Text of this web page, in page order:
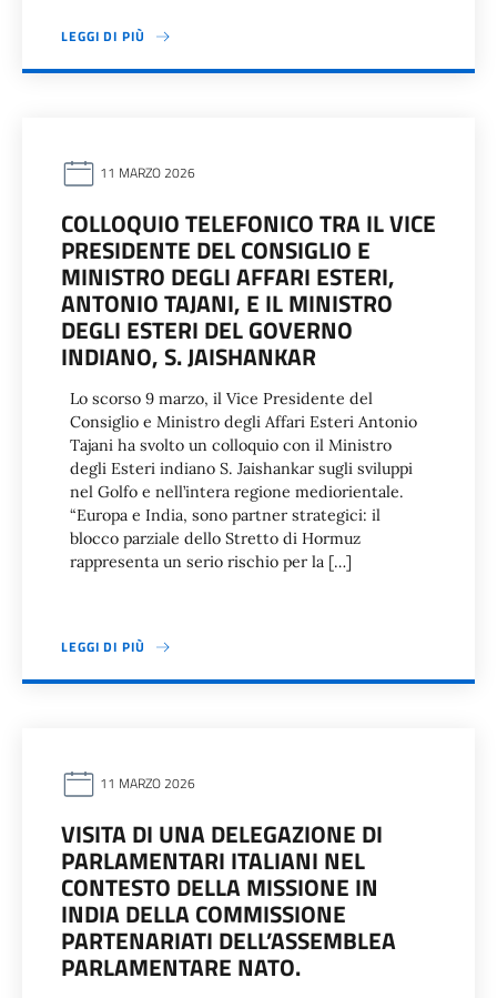
LEGGI DI PIÙ
11 MARZO 2026
COLLOQUIO TELEFONICO TRA IL VICE
PRESIDENTE DEL CONSIGLIO E
MINISTRO DEGLI AFFARI ESTERI,
ANTONIO TAJANI, E IL MINISTRO
DEGLI ESTERI DEL GOVERNO
INDIANO, S. JAISHANKAR
Lo scorso 9 marzo, il Vice Presidente del
Consiglio e Ministro degli Affari Esteri Antonio
Tajani ha svolto un colloquio con il Ministro
degli Esteri indiano S. Jaishankar sugli sviluppi
nel Golfo e nell’intera regione mediorientale.
“Europa e India, sono partner strategici: il
blocco parziale dello Stretto di Hormuz
rappresenta un serio rischio per la […]
LEGGI DI PIÙ
11 MARZO 2026
VISITA DI UNA DELEGAZIONE DI
PARLAMENTARI ITALIANI NEL
CONTESTO DELLA MISSIONE IN
INDIA DELLA COMMISSIONE
PARTENARIATI DELL’ASSEMBLEA
PARLAMENTARE NATO.